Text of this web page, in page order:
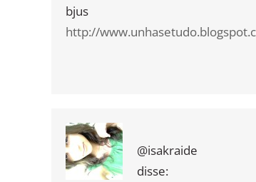
bjus
http://
@isakraide
disse: